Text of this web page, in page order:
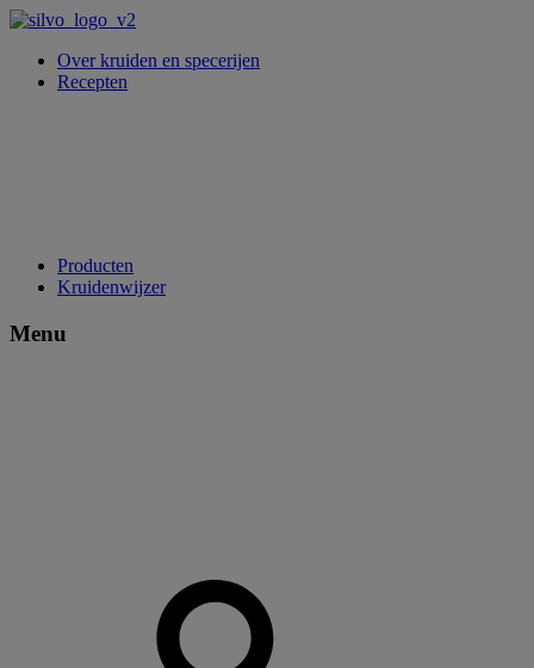
Over kruiden en specerijen
Recepten
Producten
Kruidenwijzer
Menu